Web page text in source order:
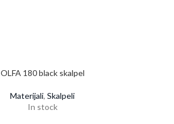
OLFA 180 black skalpel
Materijali, Skalpeli
In stock